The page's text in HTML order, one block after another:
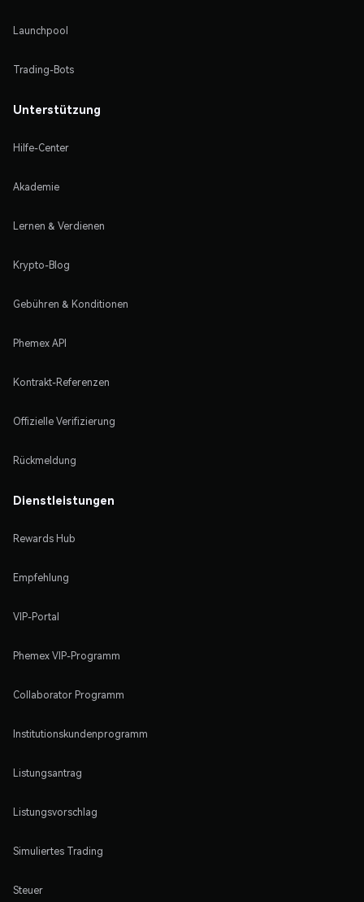
Launchpool
Trading-Bots
Unterstützung
Hilfe-Center
Akademie
Lernen & Verdienen
Krypto-Blog
Gebühren & Konditionen
Phemex API
Kontrakt-Referenzen
Offizielle Verifizierung
Rückmeldung
Dienstleistungen
Rewards Hub
Empfehlung
VIP-Portal
Phemex VIP-Programm
Collaborator Programm
Institutionskundenprogramm
Listungsantrag
Listungsvorschlag
Simuliertes Trading
Steuer